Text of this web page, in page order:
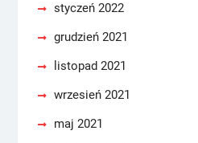
styczeń 2022
grudzień 2021
listopad 2021
wrzesień 2021
maj 2021